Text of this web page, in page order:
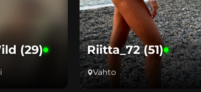
(29) Riitta_72 (51)
Vahto